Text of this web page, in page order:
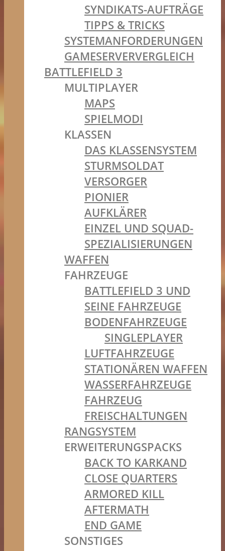
SYNDIKATS-AUFTRÄGE
TIPPS & TRICKS
SYSTEMANFORDERUNGEN
GAMESERVERVERGLEICH
BATTLEFIELD 3
MULTIPLAYER
MAPS
SPIELMODI
KLASSEN
DAS KLASSENSYSTEM
STURMSOLDAT
VERSORGER
PIONIER
AUFKLÄRER
EINZEL UND SQUAD-
SPEZIALISIERUNGEN
WAFFEN
FAHRZEUGE
BATTLEFIELD 3 UND
SEINE FAHRZEUGE
BODENFAHRZEUGE
SINGLEPLAYER
LUFTFAHRZEUGE
STATIONÄREN WAFFEN
WASSERFAHRZEUGE
FAHRZEUG
FREISCHALTUNGEN
RANGSYSTEM
ERWEITERUNGSPACKS
BACK TO KARKAND
CLOSE QUARTERS
ARMORED KILL
AFTERMATH
END GAME
SONSTIGES